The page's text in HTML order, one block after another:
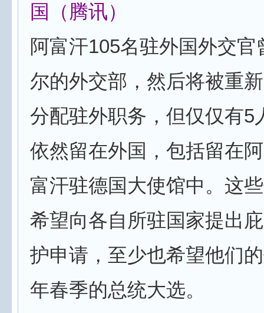
国（腾讯）
阿富汗105名驻外国外交
尔的外交部，然后将被重新
分配驻外职务，但仅仅有5
依然留在外国，包括留在阿
富汗驻德国大使馆中。这
希望向各自所驻国家提出庇
护申请，至少也希望他们
年春季的总统大选。